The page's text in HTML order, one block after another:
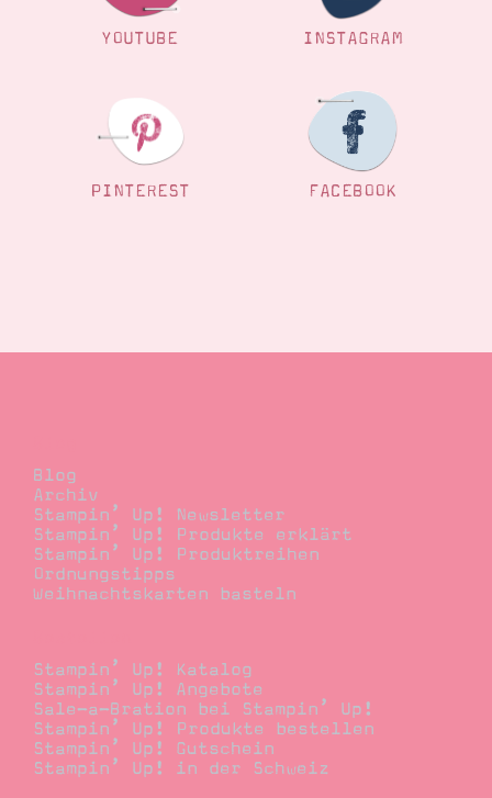
YOUTUBE INSTAGRAM
PINTEREST FACEBOOK
Blog
Archiv
Stampin’ Up! Newsletter
Stampin’ Up! Produkte erklärt
Stampin’ Up! Produktreihen
Ordnungstipps
Weihnachtskarten basteln
Stampin’ Up! Katalog
Stampin’ Up! Angebote
Sale-a-Bration bei Stampin’ Up!
Stampin’ Up! Produkte bestellen
Stampin’ Up! Gutschein
Stampin’ Up! in der Schweiz